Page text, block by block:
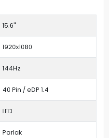
15.6''
1920x1080
144Hz
40 Pin / eDP 1.4
LED
Parlak